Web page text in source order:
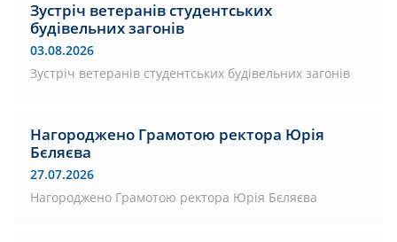
Зустріч ветеранів студентських
будівельних загонів
03.08.2026
Зустріч ветеранів студентських будівельних загонів
Нагороджено Грамотою ректора Юрія
Бєляєва
27.07.2026
Нагороджено Грамотою ректора Юрія Бєляєва